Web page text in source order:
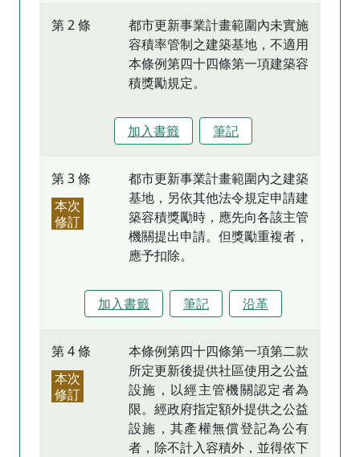
第 2 條
都市更新事業計畫範圍內未實施
容積率管制之建築基地，不適用
本條例第四十四條第一項建築容
積獎勵規定。
加入書籤 筆記
第 3 條
本次
修訂
都市更新事業計畫範圍內之建築
基地，另依其他法令規定申請建
築容積獎勵時，應先向各該主管
機關提出申請。但獎勵重複者，
應予扣除。
加入書籤 筆記 沿革
第 4 條
本次
修訂
本條例第四十四條第一項第二款
所定更新後提供社區使用之公益
設施，以經主管機關認定者為
限。經政府指定額外提供之公益
設施，其產權無償登記為公有
者，除不計入容積外，並得依下